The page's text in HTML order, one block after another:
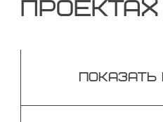
ПРОЕКТАХ
ПОКАЗАТЬ